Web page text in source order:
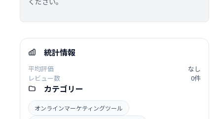
統計情報
平均評価
なし
レビュー数
0件
カテゴリー
オンラインマーケティングツール